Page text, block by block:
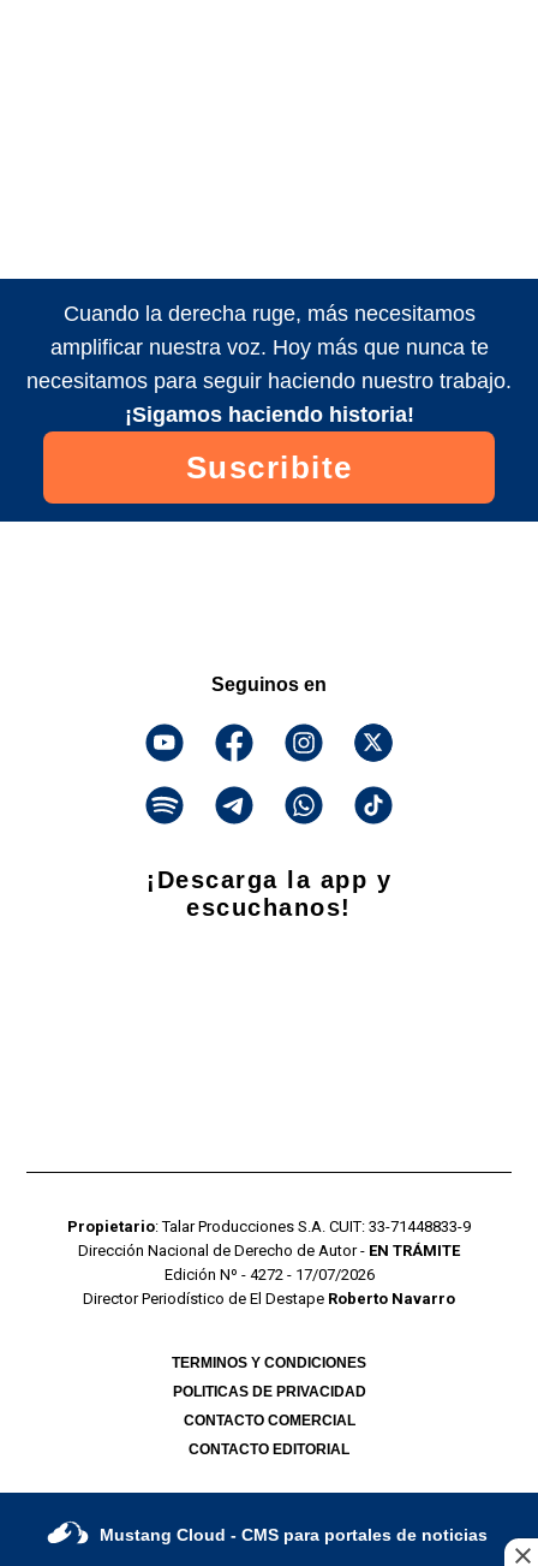
Cuando la derecha ruge, más necesitamos
amplificar nuestra voz. Hoy más que nunca te
necesitamos para seguir haciendo nuestro trabajo.
¡Sigamos haciendo historia!
Suscribite
Seguinos en
¡Descarga la app y
escuchanos!
Propietario: Talar Producciones S.A. CUIT: 33-71448833-9
Dirección Nacional de Derecho de Autor - EN TRÁMITE
Edición Nº - 4272 - 17/07/2026
Director Periodístico de El Destape Roberto Navarro
TERMINOS Y CONDICIONES
POLITICAS DE PRIVACIDAD
CONTACTO COMERCIAL
CONTACTO EDITORIAL
Mustang Cloud - CMS para portales de noticias